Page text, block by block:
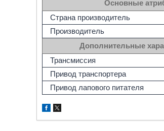
Основные
Страна производитель
Производитель
Дополнительные
Трансмиссия
Привод транспортера
Привод лапового питателя